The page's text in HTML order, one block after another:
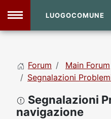
Home
DVD Shop
Sito
LUOGOCOMUNE
Forum Main Forum
Segnalazioni
Segnalazioni
navigazione